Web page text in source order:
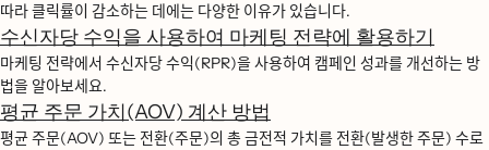
따라 클릭률이 감소하는 데에는 다양한 이유가 있습니다.
수신자당 수익을 사용하여 마케팅 전략에 활용하기
마케팅 전략에서 수신자당 수익(RPR)을 사용하여 캠페인 성과를 개선하는 방
법을 알아보세요.
평균 주문 가치(AOV) 계산 방법
평균 주문(AOV) 또는 전환(주문)의 총 금전적 가치를 전환(발생한 주문) 수로